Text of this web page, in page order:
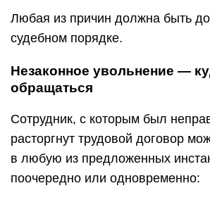
Любая из причин должна быть
судебном порядке.
Незаконное увольнение —
обращаться
Сотрудник, с которым был
расторгнут трудовой договор
в любую из предложенных
поочередно или одновременно: